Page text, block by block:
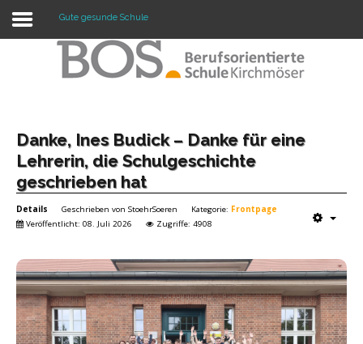
Warning: "continue" targeting switch is equivalent
Home
Profil
Termine
Mitwirkung
Kontakt
Gute gesunde Schule
Danke, Ines Budick – Danke für eine
Lehrerin, die Schulgeschichte
geschrieben hat
Details Geschrieben von StoehrSoeren Kategorie: Frontpage
Veröffentlicht: 08. Juli 2026
Zugriffe: 4908